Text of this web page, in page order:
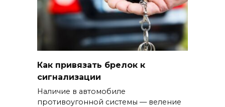
Как привязать брелок к
сигнализации
Наличие в автомобиле
противоугонной системы — веление